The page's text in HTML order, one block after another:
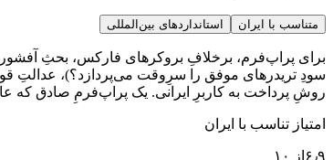
متناسب با ایران استانداردهای بین‌المللی
برای پراپ‌فرم، برخلافِ بروکرهای فارکس، بحثِ آفشور و
سودِ تریدرهای موفق را سرِوقت می‌پردازد؟)، عدالتِ
روشِ پرداخت به کاربرِ ایرانی. یک پراپ‌فرمِ صادق که
امتیاز تناسب با ایران
۶٫۹ از ۱۰